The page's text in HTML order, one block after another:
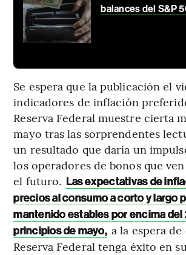
balances del S&P
Se espera que la publicación el
indicadores de inflación
Reserva Federal muestre cierta
mayo tras las sorprendentes
un resultado que daría un
los operadores de bonos que
el futuro. Las expectativas de
precios al consumo a corto y largo
mantenido estables por encima del
principios de mayo, a la espera de
Reserva Federal tenga éxito en